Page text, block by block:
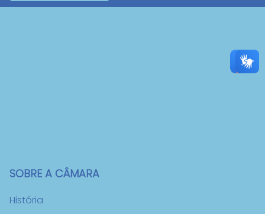
SOBRE A CÂMARA
História